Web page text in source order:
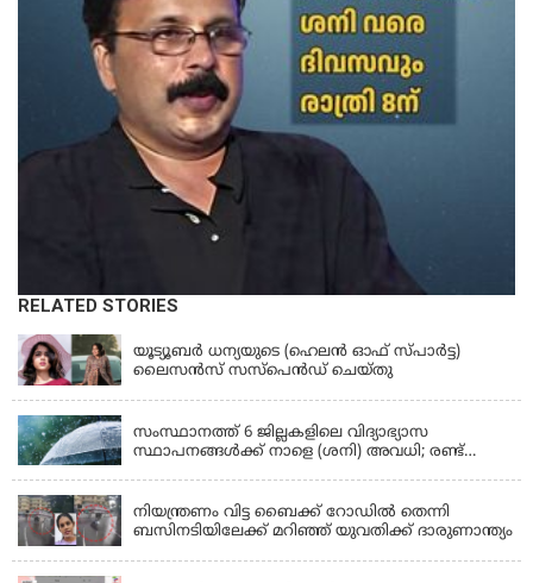
RELATED STORIES
KERALA
യൂട്യൂബർ ധന്യയുടെ (ഹെലൻ ഓഫ് സ്പാർട്ട)
ലൈസൻസ് സസ്‌പെൻഡ് ചെയ്തു
സംസ്ഥാനത്ത് 6 ജില്ലകളിലെ വിദ്യാഭ്യാസ
സ്ഥാപനങ്ങൾക്ക് നാളെ (ശനി) അവധി; രണ്ട്
നിയന്ത്രണം വിട്ട ബൈക്ക് റോഡിൽ തെന്നി
ബസിനടിയിലേക്ക് മറിഞ്ഞ് യുവതിക്ക് ദാരുണാന്ത്യം